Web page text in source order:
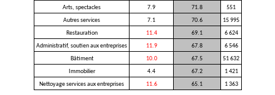
Arts, spectacles
7.9 71.8
551
Autres services
7.1 70.6
15 995
Restauration
11.4 69.1
6 624
Administratif, soutien aux entreprises
11.9 67.8
6 546
Bâtiment
10.0 67.5
51 632
Immobilier
4.4 67.2
1 421
Nettoyage services aux entreprises
11.6 65.1 1 363